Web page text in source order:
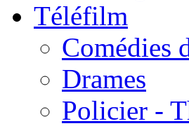
Téléfilm
Comédies
Drames
Policier -